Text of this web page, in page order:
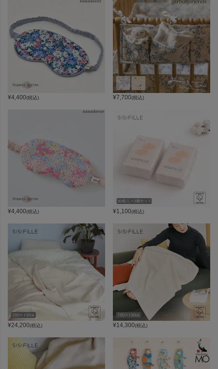
¥4,400(税込) ¥7,700(税込)
¥4,400(税込) ¥1,100(税込)
¥24,200(税込) ¥14,300(税込)